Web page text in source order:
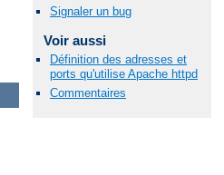
Signaler un bug
Voir aussi
Définition des adresses et
ports qu'utilise Apache httpd
Commentaires